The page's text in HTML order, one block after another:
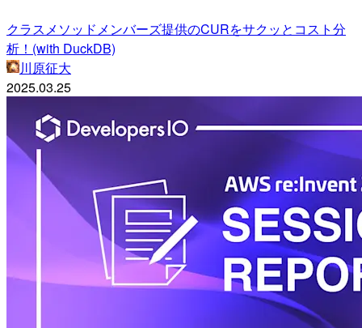
クラスメソッドメンバーズ提供のCURをサクッとコスト分
析！(with DuckDB)
川原征大
2025.03.25